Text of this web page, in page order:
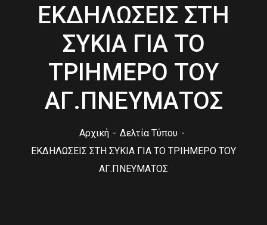
ΕΚΔΗΛΩΣΕΙΣ ΣΤΗ
ΣΥΚΙΑ ΓΙΑ ΤΟ
ΤΡΙΗΜΕΡΟ ΤΟΥ
ΑΓ.ΠΝΕΥΜΑΤΟΣ
Αρχική
Δελτία Τύπου
ΕΚΔΗΛΩΣΕΙΣ ΣΤΗ ΣΥΚΙΑ ΓΙΑ ΤΟ ΤΡΙΗΜΕΡΟ ΤΟΥ
ΑΓ.ΠΝΕΥΜΑΤΟΣ